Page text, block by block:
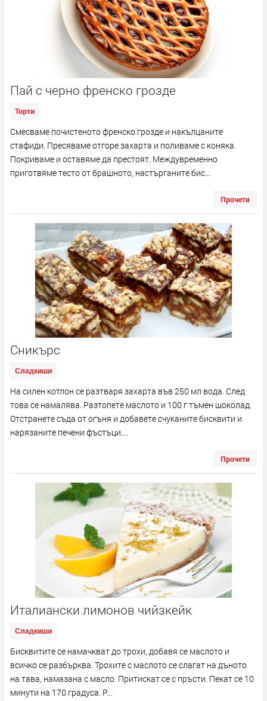
Пай с черно френско грозде
Торти
Смесваме почистеното френско грозде и накълцаните
стафиди. Пресяваме отгоре захарта и поливаме с коняка.
Покриваме и оставяме да престоят. Междувременно
приготвяме тесто от брашното, настърганите бис...
Прочети
Сникърс
Сладкиши
На силен котлон се разтваря захарта във 250 мл вода. След
това се намалява. Разтопете маслото и 100 г тъмен шоколад.
Отстранете съда от огъня и добавете счуканите бисквити и
нарязаните печени фъстъци....
Прочети
Италиански лимонов чийзкейк
Сладкиши
Бисквитите се намачкват до трохи, добавя се маслото и
всичко се разбърква. Трохите с маслото се слагат на дъното
на тава, намазана с масло. Притискат се с пръсти. Пекат се 10
минути на 170 градуса. Р...